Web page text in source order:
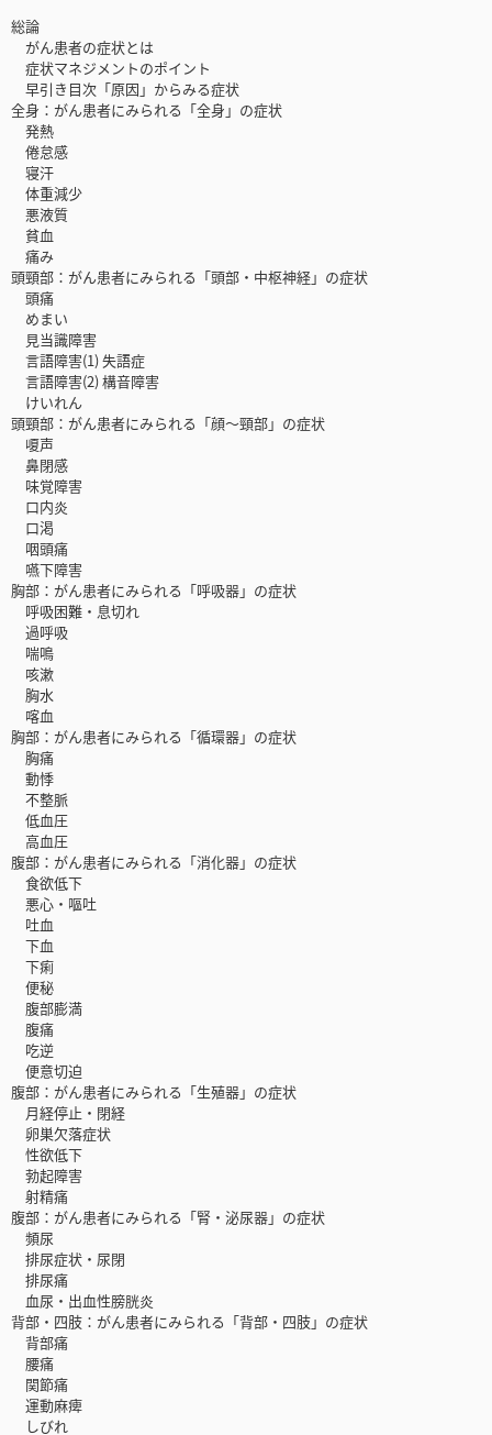
総論
がん患者の症状とは
症状マネジメントのポイント
早引き目次「原因」からみる症状
全身：がん患者にみられる「全身」の症状
発熱
倦怠感
寝汗
体重減少
悪液質
貧血
痛み
頭頸部：がん患者にみられる「頭部・中枢神経」の症状
頭痛
めまい
見当識障害
言語障害(1) 失語症
言語障害(2) 構音障害
けいれん
頭頸部：がん患者にみられる「顔～頸部」の症状
嗄声
鼻閉感
味覚障害
口内炎
口渇
咽頭痛
嚥下障害
胸部：がん患者にみられる「呼吸器」の症状
呼吸困難・息切れ
過呼吸
喘鳴
咳漱
胸水
喀血
胸部：がん患者にみられる「循環器」の症状
胸痛
動悸
不整脈
低血圧
高血圧
腹部：がん患者にみられる「消化器」の症状
食欲低下
悪心・嘔吐
吐血
下血
下痢
便秘
腹部膨満
腹痛
吃逆
便意切迫
腹部：がん患者にみられる「生殖器」の症状
月経停止・閉経
卵巣欠落症状
性欲低下
勃起障害
射精痛
腹部：がん患者にみられる「腎・泌尿器」の症状
頻尿
排尿症状・尿閉
排尿痛
血尿・出血性膀胱炎
背部・四肢：がん患者にみられる「背部・四肢」の症状
背部痛
腰痛
関節痛
運動麻痺
しびれ